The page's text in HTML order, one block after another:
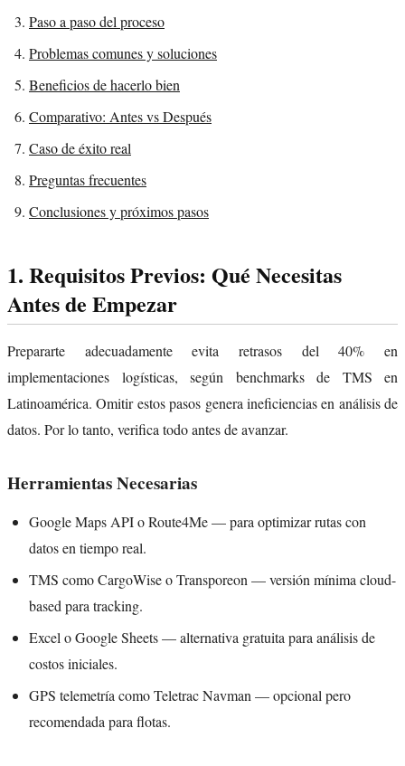
Paso a paso del proceso
Problemas comunes y soluciones
Beneficios de hacerlo bien
Comparativo: Antes vs Después
Caso de éxito real
Preguntas frecuentes
Conclusiones y próximos pasos
1. Requisitos Previos: Qué Necesitas
Antes de Empezar
Prepararte adecuadamente evita retrasos del 40% en
implementaciones logísticas, según benchmarks de TMS en
Latinoamérica. Omitir estos pasos genera ineficiencias en análisis de
datos. Por lo tanto, verifica todo antes de avanzar.
Herramientas Necesarias
Google Maps API o Route4Me — para optimizar rutas con
datos en tiempo real.
TMS como CargoWise o Transporeon — versión mínima cloud-
based para tracking.
Excel o Google Sheets — alternativa gratuita para análisis de
costos iniciales.
GPS telemetría como Teletrac Navman — opcional pero
recomendada para flotas.